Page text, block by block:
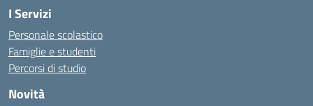
I Servizi
Personale scolastico
Famiglie e studenti
Percorsi di studio
Novità